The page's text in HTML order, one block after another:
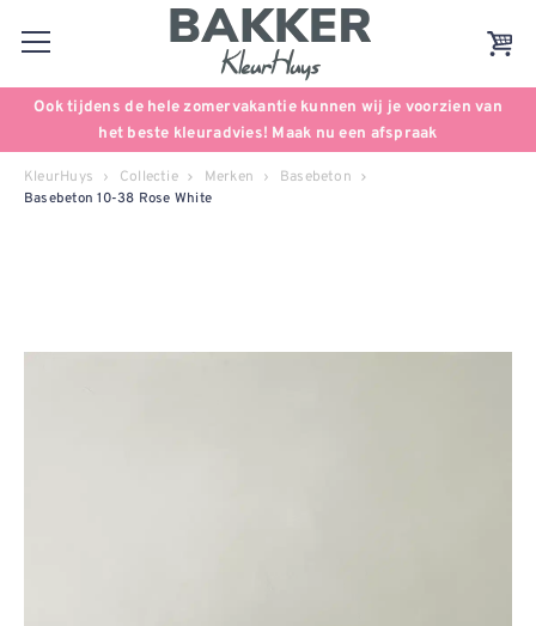
Ook tijdens de hele zomervakantie kunnen wij je voorzien van
het beste kleuradvies! Maak nu een afspraak
KleurHuys Collectie Merken Basebeton
Basebeton 10-38 Rose White